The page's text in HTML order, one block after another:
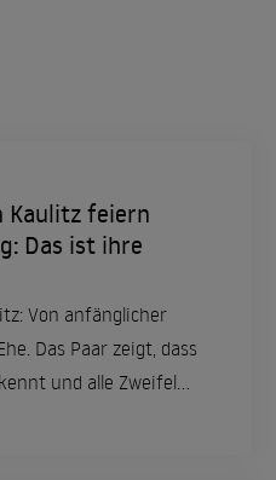
Kaulitz feiern
Das ist ihre
Von anfänglicher
Das Paar zeigt, dass
und alle Zweifel